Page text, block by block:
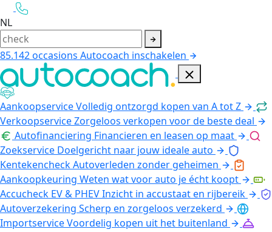
NL
85.142occasions Autocoach inschakelen
AankoopserviceVolledig ontzorgd kopen van A tot Z
VerkoopserviceZorgeloos verkopen voor de beste deal
Autofinanciering Financieren en leasen op maat
Zoekservice Doelgericht naar jouw ideale auto
KentekencheckAutoverleden zonder geheimen
Aankoopkeuring Weten wat voor auto je écht koopt
Accucheck EV & PHEVInzicht in accustaat en rijbereik
Autoverzekering Scherp en zorgeloos verzekerd
ImportserviceVoordelig kopen uit het buitenland